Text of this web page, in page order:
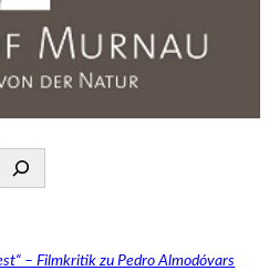
– Filmkritik zu Pedro Almodóvars